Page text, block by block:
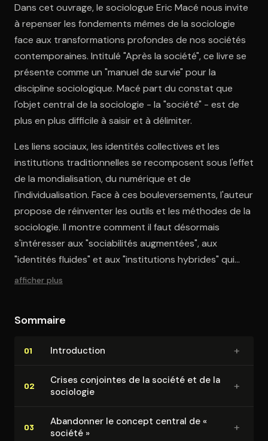
Dans cet ouvrage, le sociologue Eric Macé nous invite
à repenser les fondements mêmes de la sociologie
face aux transformations profondes de nos sociétés
contemporaines. Intitulé "Après la société", ce livre se
présente comme un "manuel de survie" pour la
discipline sociologique. Macé part du constat que
l'objet central de la sociologie - la "société" - est de
plus en plus difficile à saisir et à délimiter.
Les liens sociaux, les identités collectives et les
institutions traditionnelles se recomposent sous l'effet
de la mondialisation, du numérique et de
l'individualisation. Face à ces bouleversements, l'auteur
propose de réinventer les outils et les méthodes de la
sociologie. Il montre comment il faut désormais
s'intéresser aux "sociabilités augmentées", aux
"identités fluides" et aux "institutions hybrides" qui
émergent dans nos sociétés.
afficher plus
Sommaire
01 In­tro­duc­tion +
02
Crises conjointes de la société et de la
sociologie
+
03
Abandonner le concept central de «
société »
+